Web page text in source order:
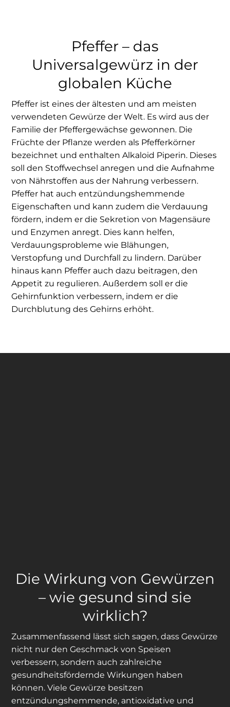
Pfeffer – das
Universalgewürz in der
globalen Küche
Pfeffer ist eines der ältesten und am meisten
verwendeten Gewürze der Welt. Es wird aus der
Familie der Pfeffergewächse gewonnen. Die
Früchte der Pflanze werden als Pfefferkörner
bezeichnet und enthalten Alkaloid Piperin. Dieses
soll den Stoffwechsel anregen und die Aufnahme
von Nährstoffen aus der Nahrung verbessern.
Pfeffer hat auch entzündungshemmende
Eigenschaften und kann zudem die Verdauung
fördern, indem er die Sekretion von Magensäure
und Enzymen anregt. Dies kann helfen,
Verdauungsprobleme wie Blähungen,
Verstopfung und Durchfall zu lindern. Darüber
hinaus kann Pfeffer auch dazu beitragen, den
Appetit zu regulieren. Außerdem soll er die
Gehirnfunktion verbessern, indem er die
Durchblutung des Gehirns erhöht.
Die Wirkung von Gewürzen
– wie gesund sind sie
wirklich?
Zusammenfassend lässt sich sagen, dass Gewürze
nicht nur den Geschmack von Speisen
verbessern, sondern auch zahlreiche
gesundheitsfördernde Wirkungen haben
können. Viele Gewürze besitzen
entzündungshemmende, antioxidative und